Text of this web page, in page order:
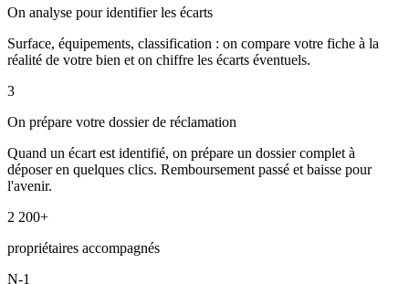
On analyse pour identifier les écarts
Surface, équipements, classification : on compare votre fiche à la
réalité de votre bien et on chiffre les écarts éventuels.
3
On prépare votre dossier de réclamation
Quand un écart est identifié, on prépare un dossier complet à
déposer en quelques clics. Remboursement passé et baisse pour
l'avenir.
2 200+
propriétaires accompagnés
N-1